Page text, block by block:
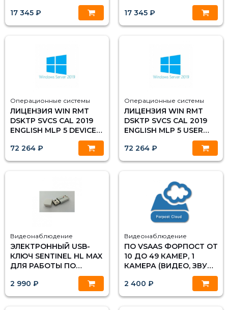
17 345 ₽
17 345 ₽
Операционные системы
ЛИЦЕНЗИЯ WIN RMT
DSKTP SVCS CAL 2019
ENGLISH MLP 5 DEVICE
72 264 ₽
Операционные системы
ЛИЦЕНЗИЯ WIN RMT
DSKTP SVCS CAL 2019
ENGLISH MLP 5 USER
72 264 ₽
Видеонаблюдение
ЭЛЕКТРОННЫЙ USB-
КЛЮЧ SENTINEL HL MAX
ДЛЯ РАБОТЫ ПО
2 990 ₽
Видеонаблюдение
ПО VSAAS ФОРПОСТ ОТ
10 ДО 49 КАМЕР, 1
КАМЕРА (ВИДЕО, ЗВУК,
PTZ). МИНИМАЛЬНЫЙ
ЗАКАЗ - 10 ЛИЦЕНЗИЙ.
2 400 ₽